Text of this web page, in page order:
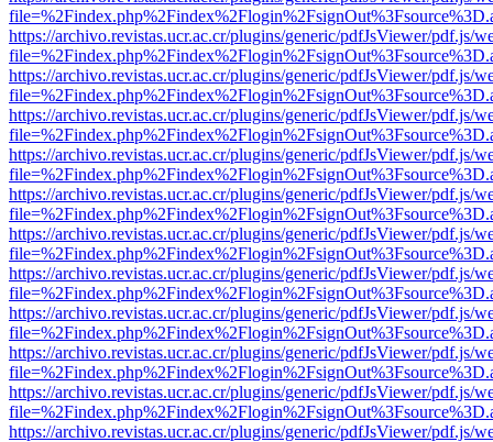
https://archivo.revistas.ucr.ac.cr/plugins/generic/pdfJsViewer/pdf.js/
https://archivo.revistas.ucr.ac.cr/plugins/generic/pdfJsViewer/pdf.js/
https://archivo.revistas.ucr.ac.cr/plugins/generic/pdfJsViewer/pdf.js/
https://archivo.revistas.ucr.ac.cr/plugins/generic/pdfJsViewer/pdf.js/
https://archivo.revistas.ucr.ac.cr/plugins/generic/pdfJsViewer/pdf.js/
https://archivo.revistas.ucr.ac.cr/plugins/generic/pdfJsViewer/pdf.js/
https://archivo.revistas.ucr.ac.cr/plugins/generic/pdfJsViewer/pdf.js/
https://archivo.revistas.ucr.ac.cr/plugins/generic/pdfJsViewer/pdf.js/
https://archivo.revistas.ucr.ac.cr/plugins/generic/pdfJsViewer/pdf.js/
https://archivo.revistas.ucr.ac.cr/plugins/generic/pdfJsViewer/pdf.js/
https://archivo.revistas.ucr.ac.cr/plugins/generic/pdfJsViewer/pdf.js/